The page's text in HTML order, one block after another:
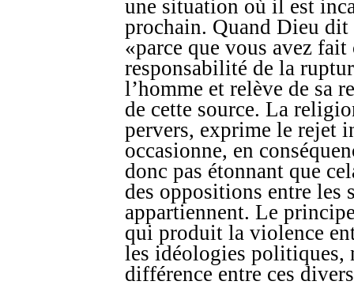
une situation où il est
prochain. Quand Dieu dit
«parce que vous avez
responsabilité de la
l’homme et relève de sa
de cette source. La
pervers, exprime le rejet
occasionne, en
donc pas étonnant que
des oppositions entre les
appartiennent. Le
qui produit la violence
les idéologies politiques,
différence entre ces